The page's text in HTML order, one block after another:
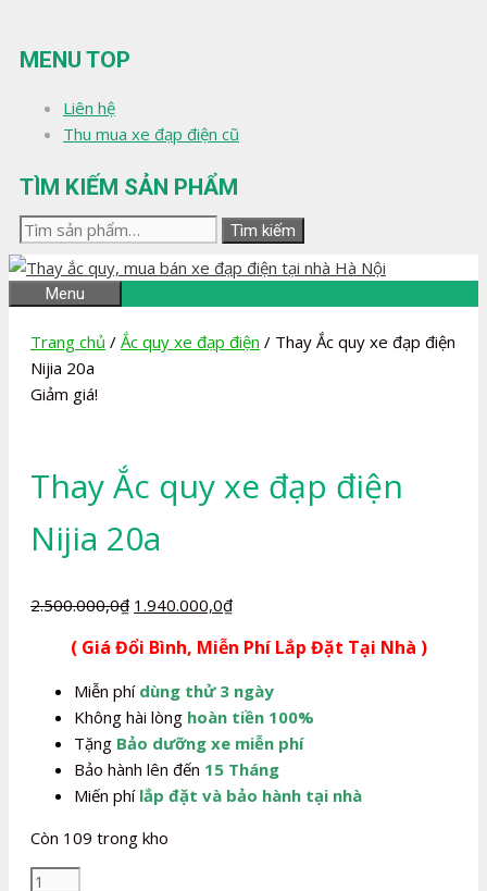
đến
nội
MENU TOP
Liên hệ
Thu mua xe đạp điện cũ
TÌM KIẾM SẢN PHẨM
Tìm
kiếm:
Tìm kiếm
Menu
Trang chủ / Ắc quy xe đạp điện / Thay Ắc quy xe đạp điện
Nijia 20a
Giảm giá!
Thay Ắc quy xe đạp điện
Nijia 20a
2.500.000,0₫ Giá
là:
2.500.000,0₫.
1.940.000,0₫Giá
tại
1.940.000,0₫.
( Giá Đổi Bình, Miễn Phí Lắp Đặt Tại Nhà )
Miễn phí dùng thử 3 ngày
Không hài lòng hoàn tiền 100%
Tặng Bảo dưỡng xe miễn phí
Bảo hành lên đến 15 Tháng
Miến phí lắp đặt và bảo hành tại nhà
Còn 109 trong kho
Thay